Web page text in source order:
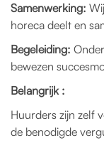
Samenwerking:
horeca deelt en
Begeleiding:
bewezen
Belangrijk :
Huurders zijn zelf
de benodigde